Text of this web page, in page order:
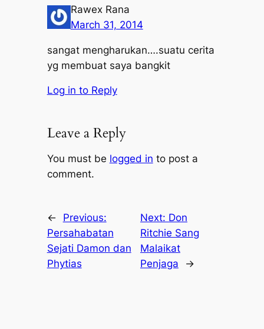
Rawex Rana
March 31, 2014
sangat mengharukan….suatu cerita
yg membuat saya bangkit
Log in to Reply
Leave a Reply
You must be logged in to post a
comment.
←
Previous:
Persahabatan
Sejati Damon dan
Phytias
Next: Don
Ritchie Sang
Malaikat
Penjaga
→